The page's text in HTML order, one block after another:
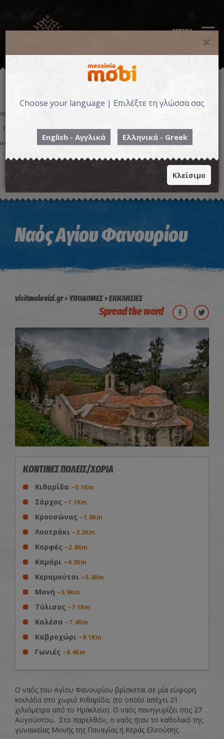
MENU
Η εικόνα ενδέχεται να υπόκειται σε πνευματικά δικαιώματα
Ναός Αγίου Φανουρίου
visitmalevizi.gr ΥΠΟΔΟΜΕΣ ΕΚΚΛΗΣΙΕΣ
Spread the word
ΚΟΝΤΙΝΕΣ ΠΟΛΕΙΣ/ΧΩΡΙΑ
Κιθαρίδα ~0.1Km
Σάρχος ~1.1Km
Κρουσώνας ~1.8Km
Λουτράκι ~2.2Km
Κορφές ~2.8Km
Καμάρι ~4.3Km
Κεραμούτσι ~5.3Km
Μονή ~5.9Km
Τύλισος ~7.1Km
Καλέσα ~7.4Km
Καβροχώρι ~9.1Km
Γωνιές ~9.4Km
Ο ναός του Αγίου Φανουρίου βρίσκεται σε μία εύφορη
κοιλάδα στο χωριό Κιθαρίδα, (το οποίο απέχει 21
χιλιόμετρα από το Ηράκλειο). Ο ναός πανηγυρίζει στις 27
Αυγούστου. Στο παρελθόν, ο ναός ήταν το καθολικό της
γυναικείας Μονής της Παναγίας ή Κεράς Ελεούσης.
Choose your language | Επιλέξτε τη γλώσσα σας
English - Αγγλικά Ελληνικά - Greek
Κλείσιμο